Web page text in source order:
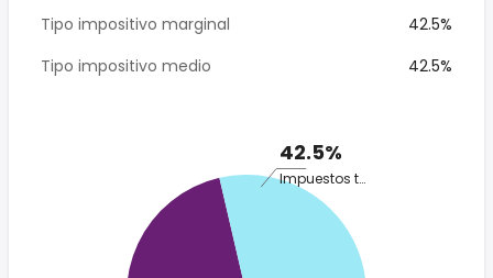
Tipo impositivo marginal
42.5%
Tipo impositivo medio
42.5%
42.5%
Impuestos totales